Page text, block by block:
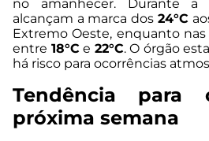
no amanhecer. Durante a
alcançam a marca dos 24°C
Extremo Oeste, enquanto nas
entre 18°C e 22°C. O órgão
há risco para ocorrências
Tendência
próxima semana